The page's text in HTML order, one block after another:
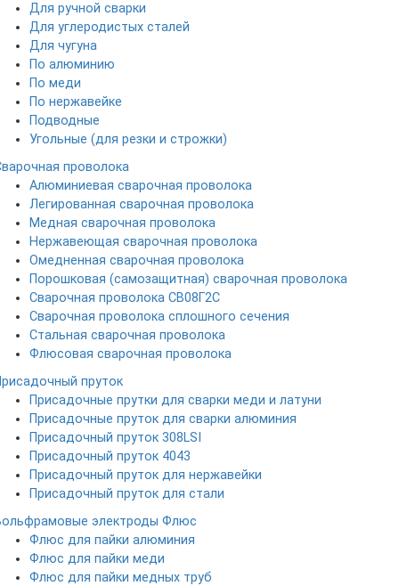
Для ручной сварки
Для углеродистых сталей
Для чугуна
По алюминию
По меди
По нержавейке
Подводные
Угольные (для резки и строжки)
проволока
Алюминиевая сварочная проволока
Легированная сварочная проволока
Медная сварочная проволока
Нержавеющая сварочная проволока
Омедненная сварочная проволока
Порошковая (самозащитная) сварочная проволока
Сварочная проволока СВ08Г2С
Сварочная проволока сплошного сечения
Стальная сварочная проволока
Флюсовая сварочная проволока
пруток
Присадочные прутки для сварки меди и латуни
Присадочные пруток для сварки алюминия
Присадочный пруток 308LSI
Присадочный пруток 4043
Присадочный пруток для нержавейки
Присадочный пруток для стали
электроды Флюс
Флюс для пайки алюминия
Флюс для пайки меди
Флюс для пайки медных труб